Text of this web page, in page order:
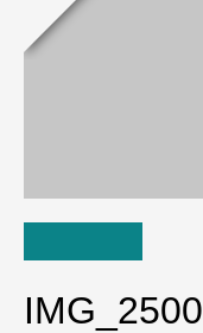
IMG_2500